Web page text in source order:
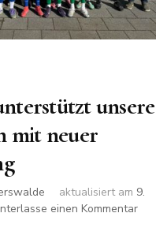
unsere
mit neuer
aktualisiert am 9.
einen Kommentarzu